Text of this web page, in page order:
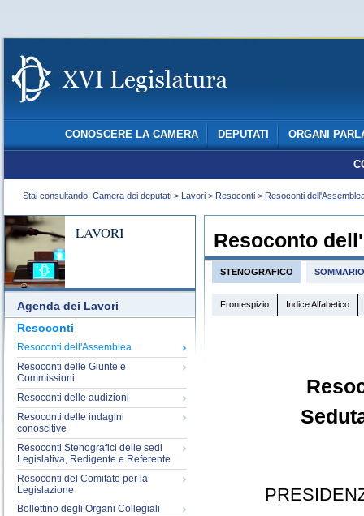
CONOSCERE LA CAMERA DEPUTATI ORGANI
Stai consultando: Camera dei deputati > Lavori > Resoconti > Resoconti
LAVORI
Agenda dei Lavori
Resoconti
Resoconti dell'Assemblea
Resoconti delle Giunte e
Commissioni
Resoconti delle audizioni
Resoconti delle indagini
conoscitive
Resoconti Stenografici delle sedi
Legislativa, Redigente e Referente
Resoconti del Comitato per la
Legislazione
Bollettino degli Organi Collegiali
Resoconto
STENOGRAFICO SOMMARIO
Frontespizio Indice Alfabetico